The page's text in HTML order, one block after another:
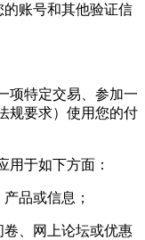
账号和其他验证信
特定交易、参加一
规要求）使用您的付
于如下方面：
品或信息；
、网上论坛或优惠